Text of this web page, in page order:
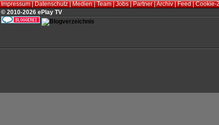
Impressum|Datenschutz|Medien|Team|Jobs|Partner|Archiv|Feed|Cookie-
© 2010-2026 ePlay TV